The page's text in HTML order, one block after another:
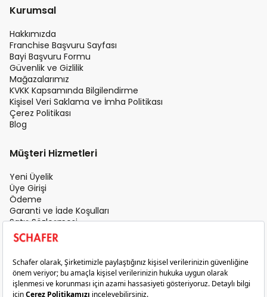
Kurumsal
Hakkımızda
Franchise Başvuru Sayfası
Bayi Başvuru Formu
Güvenlik ve Gizlilik
Mağazalarımız
KVKK Kapsamında Bilgilendirme
Kişisel Veri Saklama ve İmha Politikası
Çerez Politikası
Blog
Müşteri Hizmetleri
Yeni Üyelik
Üye Girişi
Ödeme
Garanti ve İade Koşulları
Satış Sözleşmesi
Üyelik Sözleşmesi
İletişim
Teslimat Koşulları
Gizlilik ve Güvenlik
Sık Sorulan Sorular
Satış Sonrası Hizmet